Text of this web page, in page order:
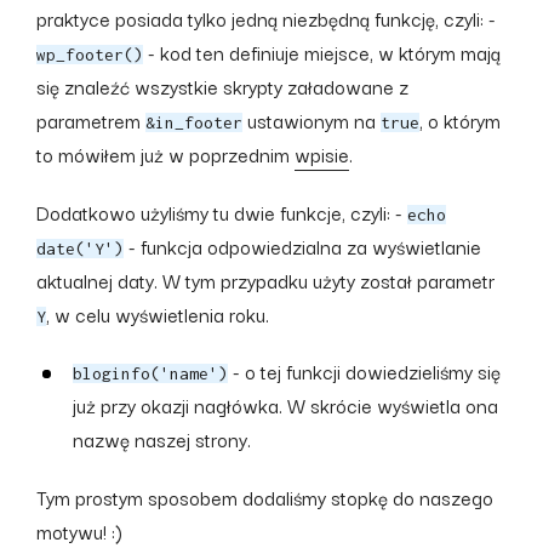
praktyce posiada tylko jedną niezbędną funkcję, czyli: -
wp_footer() - kod ten definiuje miejsce, w którym mają
się znaleźć wszystkie skrypty załadowane z
parametrem &in_footer ustawionym na true, o którym
to mówiłem już w poprzednim wpisie.
Dodatkowo użyliśmy tu dwie funkcje, czyli: - echo
date('Y') - funkcja odpowiedzialna za wyświetlanie
aktualnej daty. W tym przypadku użyty został parametr
Y, w celu wyświetlenia roku.
bloginfo('name')- o tej funkcji dowiedzieliśmy się
już przy okazji nagłówka. W skrócie wyświetla ona
nazwę naszej strony.
Tym prostym sposobem dodaliśmy stopkę do naszego
motywu! :)